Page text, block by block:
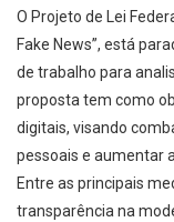
O Projeto de Lei
Fake News”, está
de trabalho para
proposta tem como
digitais, visando
pessoais e aumentar
Entre as principais
transparência na